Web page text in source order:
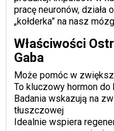
pracę neuronów, działa
„kołderka” na nasz
Właściwości
Gaba
Może pomóc w
To kluczowy hormon
Badania wskazują na
tłuszczowej
Idealnie wspiera